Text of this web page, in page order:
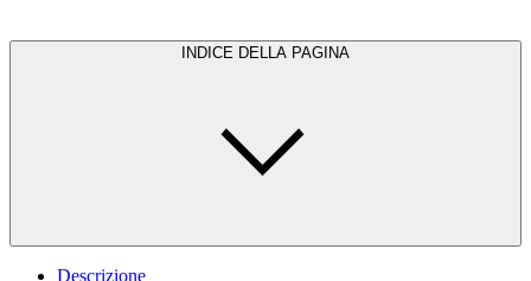
INDICE DELLA PAGINA
Descrizione